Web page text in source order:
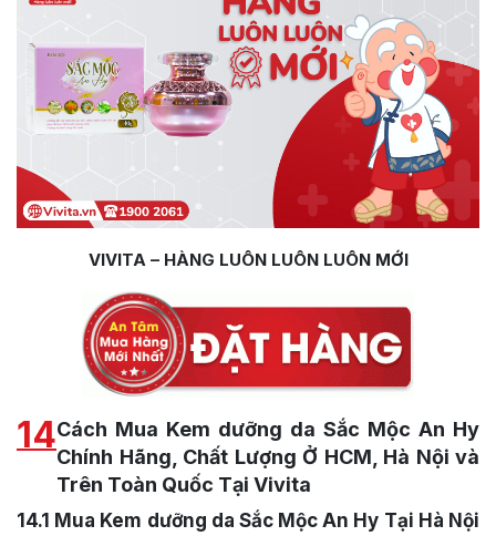
VIVITA – HÀNG LUÔN LUÔN LUÔN MỚI
14Cách Mua Kem dưỡng da Sắc Mộc An Hy
Chính Hãng, Chất Lượng Ở HCM, Hà Nội và
Trên Toàn Quốc Tại Vivita
14.1 Mua Kem dưỡng da Sắc Mộc An Hy Tại Hà Nội